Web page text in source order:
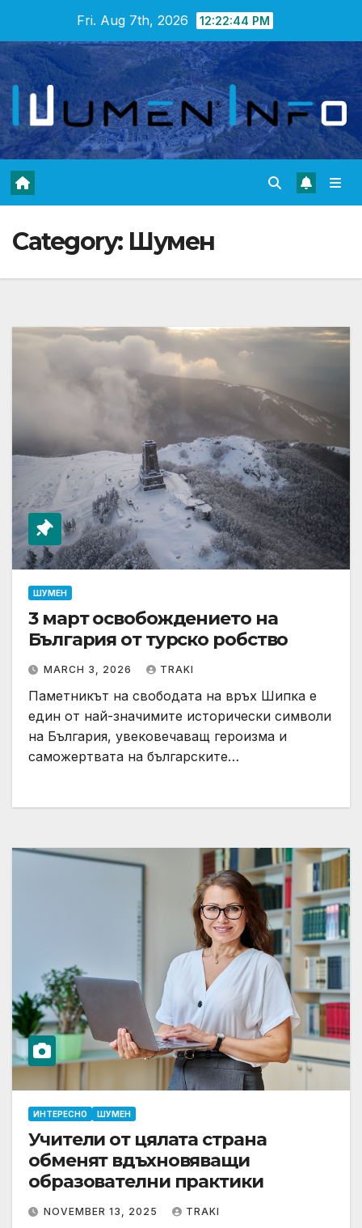
content
Fri. Aug 7th, 2026 12:22:46 PM
Category: Шумен
ШУМЕН
3 март освобождението на
България от турско робство
MARCH 3, 2026 TRAKI
Паметникът на свободата на връх Шипка е
един от най-значимите исторически символи
на България, увековечаващ героизма и
саможертвата на българските…
ИНТЕРЕСНО ШУМЕН
Учители от цялата страна
обменят вдъхновяващи
образователни практики
NOVEMBER 13, 2025 TRAKI